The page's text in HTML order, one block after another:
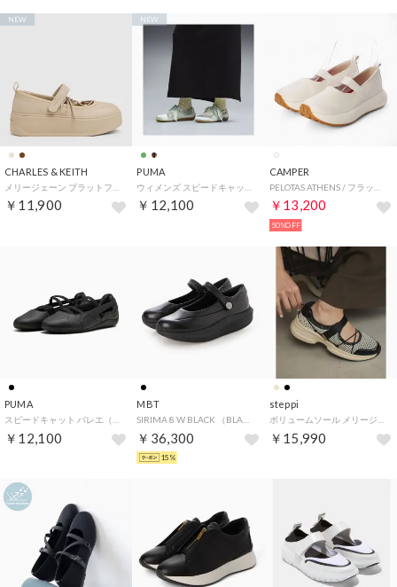
CHARLES & KEITH
￥11,900
NEW
PUMA
￥12,100
NEW
CAMPER
￥13,200
50%OFF
PUMA
￥12,100
MBT
￥36,300
15%
steppi
￥15,990